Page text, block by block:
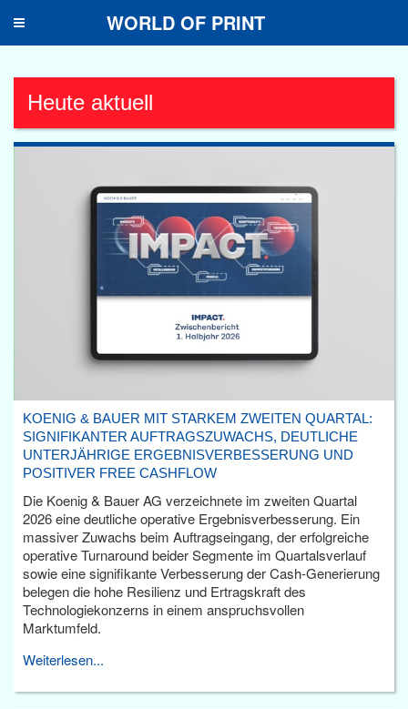
Toggle
WORLD OF PRINT
Heute aktuell
KOENIG & BAUER MIT STARKEM ZWEITEN QUARTAL:
SIGNIFIKANTER AUFTRAGSZUWACHS, DEUTLICHE
UNTERJÄHRIGE ERGEBNISVERBESSERUNG UND
POSITIVER FREE CASHFLOW
Die Koenig & Bauer AG verzeichnete im zweiten Quartal
2026 eine deutliche operative Ergebnisverbesserung. Ein
massiver Zuwachs beim Auftragseingang, der erfolgreiche
operative Turnaround beider Segmente im Quartalsverlauf
sowie eine signifikante Verbesserung der Cash-Generierung
belegen die hohe Resilienz und Ertragskraft des
Technologiekonzerns in einem anspruchsvollen
Marktumfeld.
Weiterlesen...